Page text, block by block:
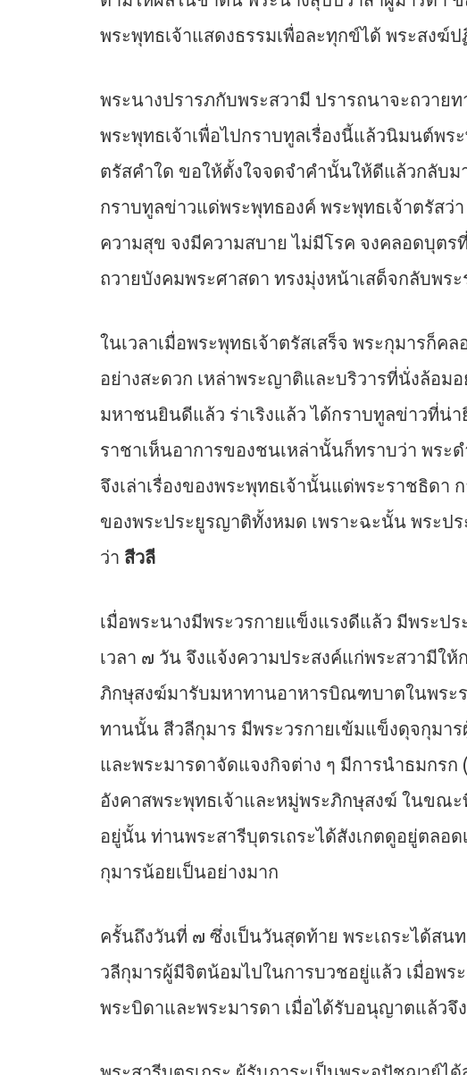
พระพุทธเจ้าแสดงธรรมเพื่อละทุกข์ได้ พระสง
พระนางปรารภกับพระสวามี ปรารถนาจะถวาย
พระพุทธเจ้าเพื่อไปกราบทูลเรื่องนี้แล้วนิมนต์พ
ตรัสคำใด ขอให้ตั้งใจจดจำคำนั้นให้ดีแล้วกลับ
กราบทูลข่าวแด่พระพุทธองค์ พระพุทธเจ้าตรัสว่
ความสุข จงมีความสบาย ไม่มีโรค จงคลอดบุต
ถวายบังคมพระศาสดา ทรงมุ่งหน้าเสด็จกลับพร
ในเวลาเมื่อพระพุทธเจ้าตรัสเสร็จ พระกุมารก็
อย่างสะดวก เหล่าพระญาติและบริวารที่นั่งล้อม
มหาชนยินดีแล้ว ร่าเริงแล้ว ได้กราบทูลข่าวที่น่
ราชาเห็นอาการของชนเหล่านั้นก็ทราบว่า พระ
จึงเล่าเรื่องของพระพุทธเจ้านั้นแด่พระราชธิดา
ของพระประยูรญาติทั้งหมด เพราะฉะนั้น พระป
ว่า สีวลี
เมื่อพระนางมีพระวรกายแข็งแรงดีแล้ว มีพระ
เวลา ๗ วัน จึงแจ้งความประสงค์แก่พระสวามีใ
ภิกษุสงฆ์มารับมหาทานอาหารบิณฑบาตในพระ
ทานนั้น สีวลีกุมาร มีพระวรกายเข้มแข็งดุจกุมา
และพระมารดาจัดแจงกิจต่าง ๆ มีการนำธมกร
อังคาสพระพุทธเจ้าและหมู่พระภิกษุสงฆ์ ในขณ
อยู่นั้น ท่านพระสารีบุตรเถระได้สังเกตดูอยู่ตลอ
กุมารน้อยเป็นอย่างมาก
ครั้นถึงวันที่ ๗ ซึ่งเป็นวันสุดท้าย พระเถระได้ส
วลีกุมารผู้มีจิตน้อมไปในการบวชอยู่แล้ว เมื่อพ
พระบิดาและพระมารดา เมื่อได้รับอนุญาตแล้วจึ